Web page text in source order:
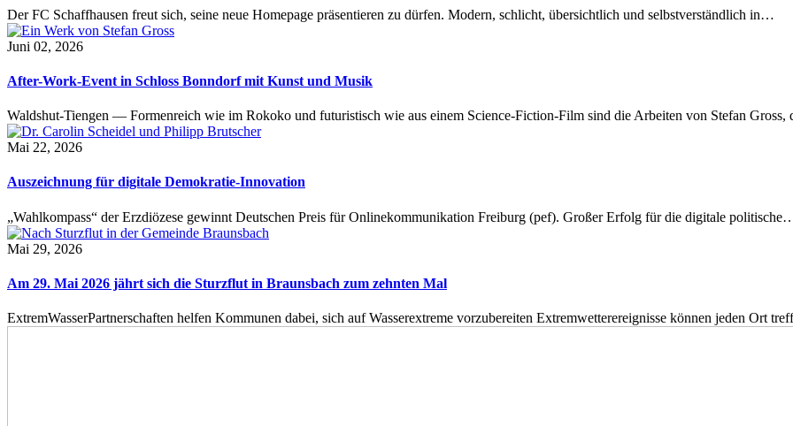
Der FC Schaffhausen freut sich, seine neue Homepage präsentieren zu dürfen. Modern, schlicht, übersichtlich und selbstverständlich in…
Juni 02, 2026
After-Work-Event in Schloss Bonndorf mit Kunst und Musik
Waldshut-Tiengen — Formenreich wie im Rokoko und futuristisch wie aus einem Science-Fiction-Film sind die Arbeiten von Stefan
Mai 22, 2026
Auszeichnung für digitale Demokratie-Innovation
„Wahlkompass“ der Erzdiözese gewinnt Deutschen Preis für Onlinekommunikation Freiburg (pef). Großer Erfolg für die digitale
Mai 29, 2026
Am 29. Mai 2026 jährt sich die Sturzflut in Braunsbach zum zehnten Mal
ExtremWasserPartnerschaften helfen Kommunen dabei, sich auf Wasserextreme vorzubereiten Extremwetterereignisse können jeden Ort